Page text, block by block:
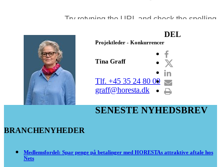
Projektleder - Konkurrencer
Tina Graff
Tlf. +45 35 24 80 09
graff@horesta.dk
DEL
SENESTE NYHEDSBREV
BRANCHENYHEDER
Medlemsfordel: Spar penge på betalinger med HORESTAs attraktive aftale hos
Nets